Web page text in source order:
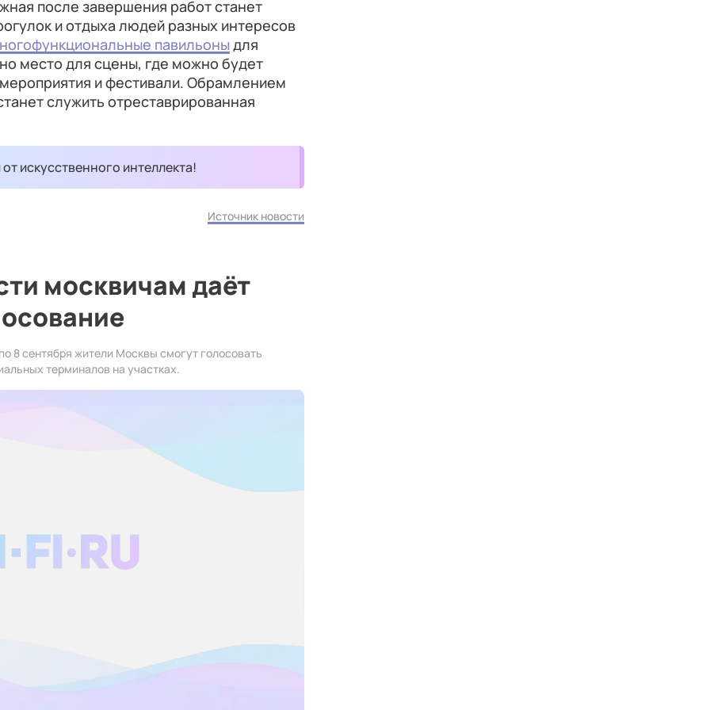
после завершения работ станет
и отдыха людей разных интересов
павильоныдля
место для сцены, где можно будет
и фестивали. Обрамлением
служить отреставрированная
искусственного интеллекта!
Источник новости
москвичам даёт
8 сентября жители Москвы смогут голосовать
терминалов на участках.